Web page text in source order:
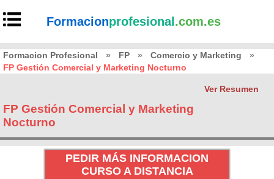
Formacionprofesional .com.es
Formacion Profesional » FP » Comercio y Marketing
»
FP Gestión Comercial y Marketing Nocturno
Ver Resumen
FP Gestión Comercial y Marketing
Nocturno
PEDIR MÁS INFORMACION
CURSO A DISTANCIA